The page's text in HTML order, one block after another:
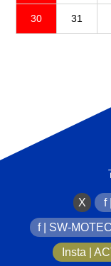
30 31
X f
f | SW-
Insta |